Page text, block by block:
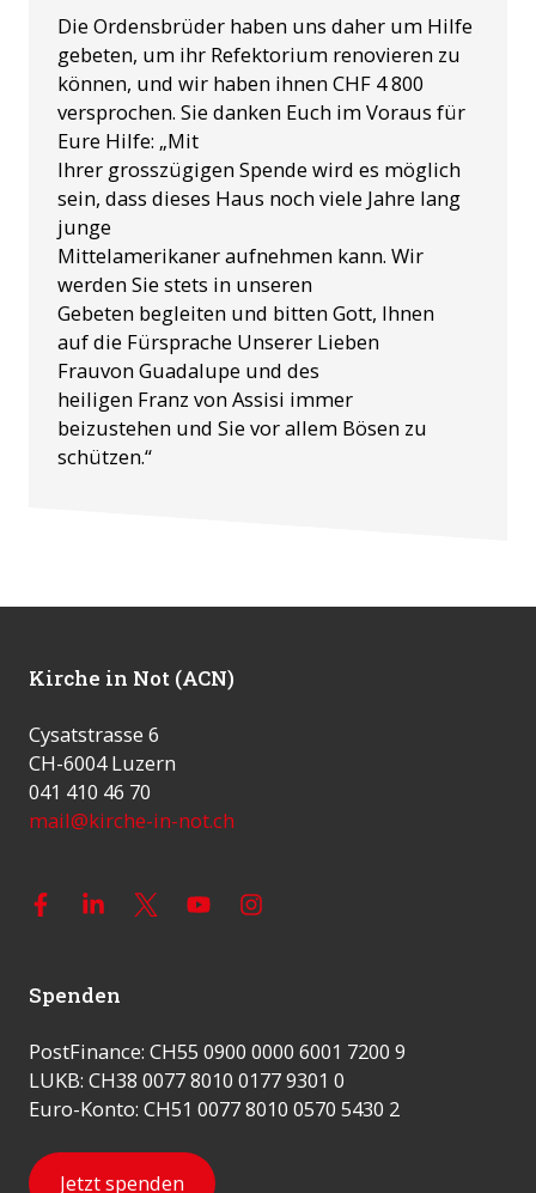
Die Ordensbrüder haben uns daher um Hilfe
gebeten, um ihr Refektorium renovieren zu
können, und wir haben ihnen CHF 4 800
versprochen. Sie danken Euch im Voraus für
Eure Hilfe: „Mit
Ihrer grosszügigen Spende wird es möglich
sein, dass dieses Haus noch viele Jahre lang
junge
Mittelamerikaner aufnehmen kann. Wir
werden Sie stets in unseren
Gebeten begleiten und bitten Gott, Ihnen
auf die Fürsprache Unserer Lieben
Frauvon Guadalupe und des
heiligen Franz von Assisi immer
beizustehen und Sie vor allem Bösen zu
schützen.“
Kirche in Not (ACN)
Cysatstrasse 6
CH-6004 Luzern
041 410 46 70
mail@kirche-in-not.ch
Spenden
PostFinance: CH55 0900 0000 6001 7200 9
LUKB: CH38 0077 8010 0177 9301 0
Euro-Konto: CH51 0077 8010 0570 5430 2
Jetzt spenden